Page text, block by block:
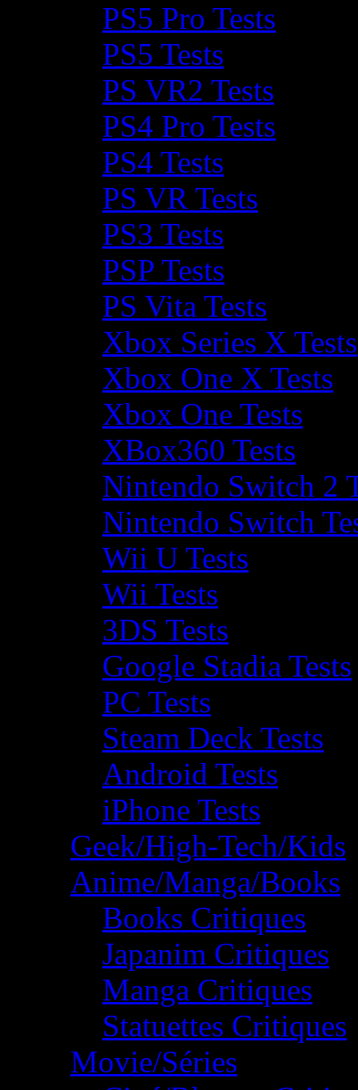
PS5 Pro Tests
PS5 Tests
PS VR2 Tests
PS4 Pro Tests
PS4 Tests
PS VR Tests
PS3 Tests
PSP Tests
PS Vita Tests
Xbox Series X Tests
Xbox One X Tests
Xbox One Tests
XBox360 Tests
Nintendo Switch 2
Nintendo Switch
Wii U Tests
Wii Tests
3DS Tests
Google Stadia Tests
PC Tests
Steam Deck Tests
Android Tests
iPhone Tests
Geek/High-Tech/Kids
Anime/Manga/Books
Books Critiques
Japanim Critiques
Manga Critiques
Statuettes Critiques
Movie/Séries